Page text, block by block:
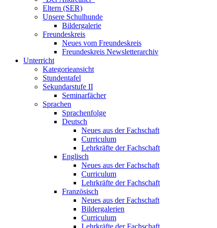
Eltern (SER)
Unsere Schulhunde
Bildergalerie
Freundeskreis
Neues vom Freundeskreis
Freundeskreis Newsletterarchiv
Unterricht
Kategorieansicht
Stundentafel
Sekundarstufe II
Seminarfächer
Sprachen
Sprachenfolge
Deutsch
Neues aus der Fachschaft
Curriculum
Lehrkräfte der Fachschaft
Englisch
Neues aus der Fachschaft
Curriculum
Lehrkräfte der Fachschaft
Französisch
Neues aus der Fachschaft
Bildergalerien
Curriculum
Lehrkräfte der Fachschaft